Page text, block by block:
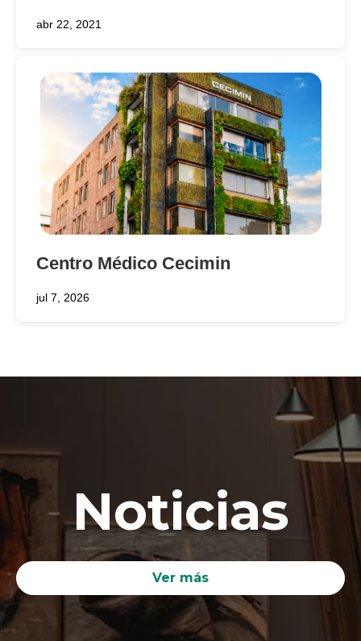
abr 22, 2021
Centro Médico Cecimin
jul 7, 2026
Noticias
Ver más